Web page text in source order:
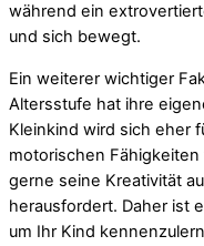
während ein
und sich bewegt.
Ein weiterer wichtiger
Altersstufe hat ihre
Kleinkind wird sich eher
motorischen
gerne seine Kreativität
herausfordert. Daher ist
um Ihr Kind